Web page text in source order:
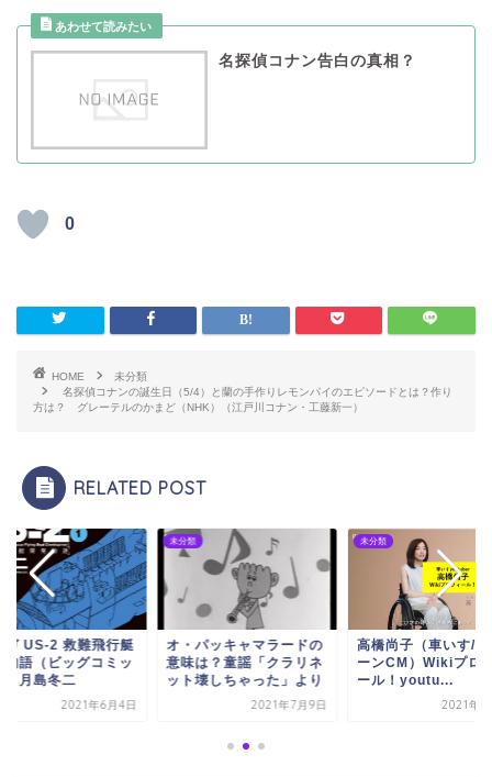
名探偵コナン告白の真相？
0
HOME
未分類
名探偵コナンの誕生日（5/4）と蘭の手作りレモンパイのエピソードとは？作り
方は？ グレーテルのかまど（NHK）（江戸川コナン・工藤新一）
RELATED POST
パッキャマラードの
は？童謡「クラリネ
壊しちゃった」より
2021年7月9日
未分類
高橋尚子（車いす/パンテ
ーンCM）Wikiプロフィ
ール！youtu...
2021年9月7日
未分類
マンガ US-2 救難飛
開発物語（ビッグコ
クス）月島冬二
2021年6